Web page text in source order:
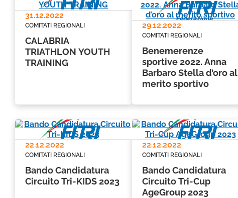
31.12.2022
COMITATI REGIONALI
CALABRIA
TRIATHLON YOUTH
TRAINING
29.12.2022
COMITATI REGIONALI
Benemerenze
sportive 2022. Anna
Barbaro Stella d’oro al
merito sportivo
22.12.2022
COMITATI REGIONALI
Bando Candidatura
Circuito Tri-KIDS 2023
22.12.2022
COMITATI REGIONALI
Bando Candidatura
Circuito Tri-Cup
AgeGroup 2023